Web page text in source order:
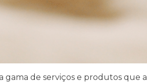
de serviços e produtos que a